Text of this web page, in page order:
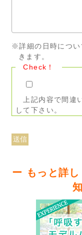
※詳細の日時につい
きます。
Check！
上記内容で間違
して下さい。
ー もっと詳